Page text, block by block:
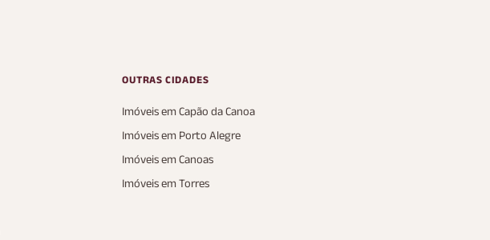
OUTRAS CIDADES
Imóveis em Capão da Canoa
Imóveis em Porto Alegre
Imóveis em Canoas
Imóveis em Torres